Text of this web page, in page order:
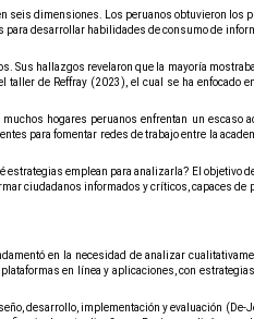
seis dimensiones. Los peruanos obtuvieron los
desarrollar habilidades de consumo de
Sus hallazgos revelaron que la mayoría
de Reffray (2023), el cual se ha enfocado
hogares peruanos enfrentan un escaso
para fomentar redes de trabajo entre la
emplean para analizarla? El objetivo
ciudadanos informados y críticos, capaces de
en la necesidad de analizar
en línea y aplicaciones, con
desarrollo, implementación y evaluación (De-